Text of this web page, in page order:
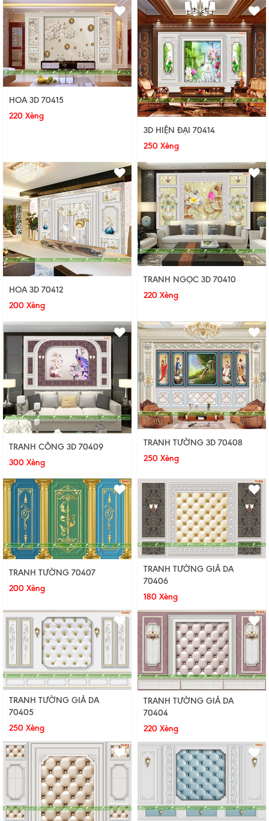
HOA 3D 70415
220 Xèng
3D HIỆN ĐẠI 70414
250 Xèng
HOA 3D 70412
200 Xèng
TRANH NGỌC 3D 70410
220 Xèng
TRANH CÔNG 3D 70409
300 Xèng
TRANH TƯỜNG 3D 70408
250 Xèng
TRANH TƯỜNG 70407
200 Xèng
TRANH TƯỜNG GIẢ DA
70406
180 Xèng
TRANH TƯỜNG GIẢ DA
70405
250 Xèng
TRANH TƯỜNG GIẢ DA
70404
220 Xèng